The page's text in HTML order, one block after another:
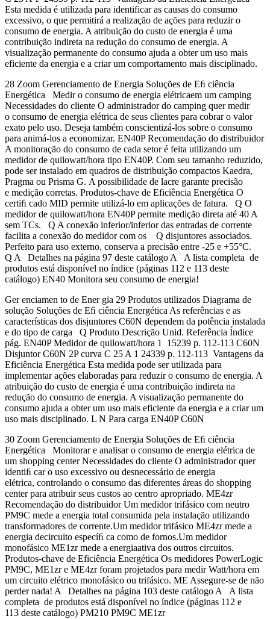
Esta medida é utilizada para identificar as causas do consumo
excessivo, o que permitirá a realização de ações para reduzir o
consumo de energia. A atribuição do custo de energia é uma
contribuição indireta na redução do consumo de energia. A
visualização permanente do consumo ajuda a obter um uso mais
eficiente da energia e a criar um comportamento mais disciplinado.
28 Zoom Gerenciamento de Energia Soluções de Eﬁ ciência
Energética Medir o consumo de energia elétricaem um camping
Necessidades do cliente O administrador do camping quer medir
o consumo de energia elétrica de seus clientes para cobrar o valor
exato pelo uso. Deseja também conscientizá-los sobre o consumo
para animá-los a economizar. EN40P Recomendação do distribuidor
A monitoração do consumo de cada setor é feita utilizando um
medidor de quilowatt/hora tipo EN40P. Com seu tamanho reduzido,
pode ser instalado em quadros de distribuição compactos Kaedra,
Pragma ou Prisma G. A possibilidade de lacre garante precisão
e medição corretas. Produtos-chave de Eficiência Energética O
certiﬁ cado MID permite utilizá-lo em aplicações de fatura. Q O
medidor de quilowatt/hora EN40P permite medição direta até 40 A
sem TCs. Q A conexão inferior/inferior das entradas de corrente
facilita a conexão do medidor com os Q disjuntores associados.
Perfeito para uso externo, conserva a precisão entre -25 e +55°C.
Q A Detalhes na página 97 deste catálogo A A lista completa de
produtos está disponível no índice (páginas 112 e 113 deste
catálogo) EN40 Monitora seu consumo de energia!
Ger enciamen to de Ener gia 29 Produtos utilizados Diagrama de
solução Soluções de Eﬁ ciência Energética As referências e as
características dos disjuntores C60N dependem da potência instalada
e do tipo de carga Q Produto Descrição Unid. Referência Índice
pág. EN40P Medidor de quilowatt/hora 1 15239 p. 112-113 C60N
Disjuntor C60N 2P curva C 25 A 1 24339 p. 112-113 Vantagens da
Eficiência Energética Esta medida pode ser utilizada para
implementar ações elaboradas para reduzir o consumo de energia. A
atribuição do custo de energia é uma contribuição indireta na
redução do consumo de energia. A visualização permanente do
consumo ajuda a obter um uso mais eficiente da energia e a criar um
uso mais disciplinado. L N Para carga EN40P C60N
30 Zoom Gerenciamento de Energia Soluções de Eﬁ ciência
Energética Monitorar e analisar o consumo de energia elétrica de
um shopping center Necessidades do cliente O administrador quer
identiﬁ car o uso excessivo ou desnecessário de energia
elétrica, controlando o consumo das diferentes áreas do shopping
center para atribuir seus custos ao centro apropriado. ME4zr
Recomendação do distribuidor Um medidor trifásico com neutro
PM9C mede a energia total consumida pela instalação utilizando
transformadores de corrente.Um medidor trifásico ME4zr mede a
energia decircuito especíﬁ ca como de fornos.Um medidor
monofásico ME1zr mede a energiaativa dos outros circuitos.
Produtos-chave de Eficiência Energética Os medidores PowerLogic
PM9C, ME1zr e ME4zr foram projetados para medir Watt/hora em
um circuito elétrico monofásico ou trifásico. ME Assegure-se de não
perder nada! A Detalhes na página 103 deste catálogo A A lista
completa de produtos está disponível no índice (páginas 112 e
113 deste catálogo) PM210 PM9C ME1zr